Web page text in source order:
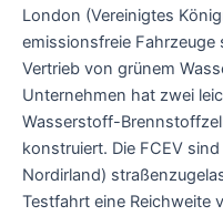
London (Vereinigtes
emissionsfreie
Vertrieb von grünem
Unternehmen hat zwei
Wasserstoff-
konstruiert. Die FCEV
Nordirland)
Testfahrt eine Reichweite